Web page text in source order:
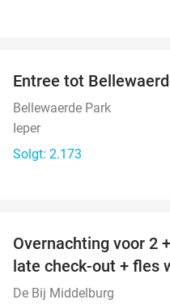
Entree tot
Bellewaerde Park
Ieper
Solgt: 2.173
Overnachting voor 2
late check-out + fles
De Bij Middelburg